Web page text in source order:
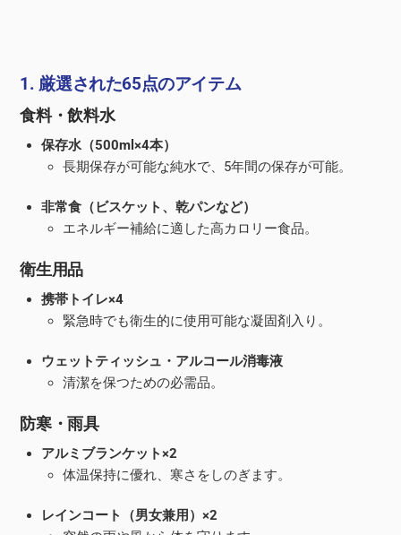
1. 厳選された65点のアイテム
食料・飲料水
保存水（500ml×4本）
長期保存が可能な純水で、5年間の保存が可能。
非常食（ビスケット、乾パンなど）
エネルギー補給に適した高カロリー食品。
衛生用品
携帯トイレ×4
緊急時でも衛生的に使用可能な凝固剤入り。
ウェットティッシュ・アルコール消毒液
清潔を保つための必需品。
防寒・雨具
アルミブランケット×2
体温保持に優れ、寒さをしのぎます。
レインコート（男女兼用）×2